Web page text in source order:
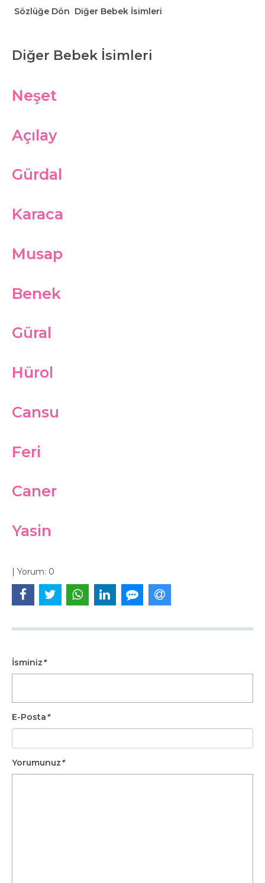
Sözlüğe Dön Diğer Bebek İsimleri
Diğer Bebek İsimleri
Neşet
Açılay
Gürdal
Karaca
Musap
Benek
Güral
Hürol
Cansu
Feri
Caner
Yasin
| Yorum: 0
İsminiz*
E-Posta*
Yorumunuz*